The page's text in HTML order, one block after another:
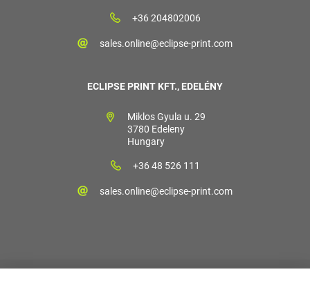
+36 204802006
sales.online@eclipse-print.com
ECLIPSE PRINT KFT., EDELÉNY
Miklos Gyula u. 29
3780 Edeleny
Hungary
+36 48 526 111
sales.online@eclipse-print.com